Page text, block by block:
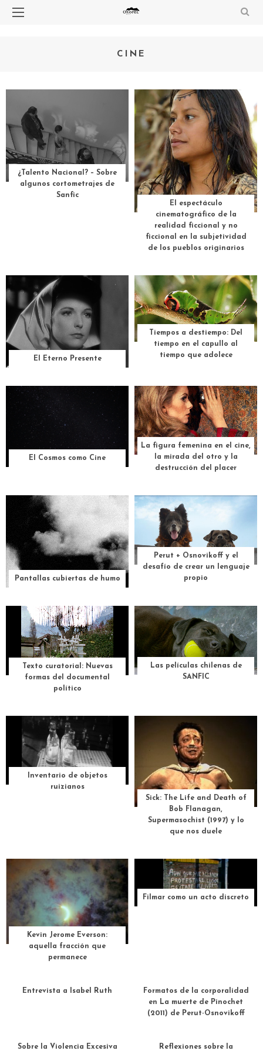
CINE
¿Talento Nacional? – Sobre
algunos cortometrajes de
Sanfic
El espectáculo
cinematográfico de la
realidad ficcional y no
ficcional en la subjetividad
de los pueblos originarios
El Eterno Presente
Tiempos a destiempo: Del
tiempo en el capullo al
tiempo que adolece
El Cosmos como Cine
La figura femenina en el cine,
la mirada del otro y la
destrucción del placer
Pantallas cubiertas de humo
Perut + Osnovikoff y el
desafío de crear un lenguaje
propio
Texto curatorial: Nuevas
formas del documental
político
Las películas chilenas de
SANFIC
Inventario de objetos
ruizianos
Sick: The Life and Death of
Bob Flanagan,
Supermasochist (1997) y lo
que nos duele
Kevin Jerome Everson:
aquella fracción que
permanece
Filmar como un acto discreto
Entrevista a Isabel Ruth
Formatos de la corporalidad
en La muerte de Pinochet
(2011) de Perut-Osnovikoff
Sobre la Violencia Excesiva Reflexiones sobre la